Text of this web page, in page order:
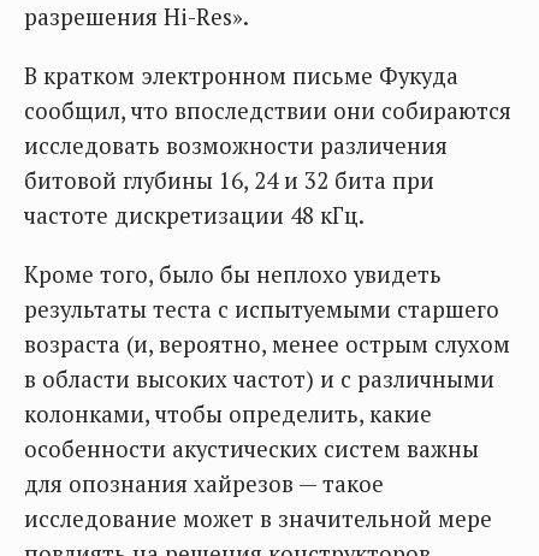
разрешения Hi-Res».
В кратком электронном письме Фукуда
сообщил, что впоследствии они собираются
исследовать возможности различения
битовой глубины 16, 24 и 32 бита при
частоте дискретизации 48 кГц.
Кроме того, было бы неплохо увидеть
результаты теста с испытуемыми старшего
возраста (и, вероятно, менее острым слухом
в области высоких частот) и с различными
колонками, чтобы определить, какие
особенности акустических систем важны
для опознания хайрезов — такое
исследование может в значительной мере